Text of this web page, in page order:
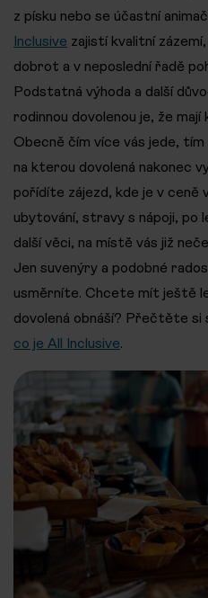
z písku nebo se účastní
Inclusive zajistí kvalitní
dobrot a v neposlední řadě
Podstatná výhoda a další
rodinnou dovolenou je, že
Obecně čím více vás jede,
na kterou dovolená nakonec
pořídíte zájezd, kde je v ceně
ubytování, stravy s nápoji, po
další věci, na místě vás již
Jen suvenýry a podobné
usměrníte. Chcete mít ještě
dovolená obnáší? Přečtěte
co je All Inclusive.